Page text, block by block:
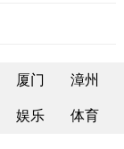
厦门 漳州
娱乐 体育